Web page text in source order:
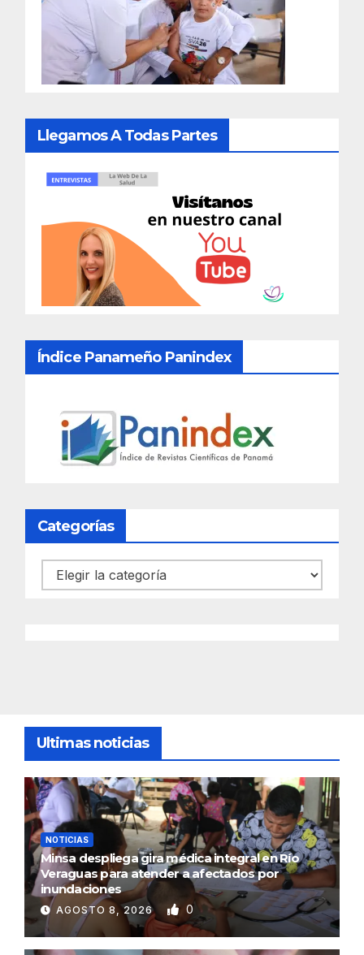
Llegamos A Todas Partes
Índice Panameño Panindex
Categorías
Categorías
Ultimas noticias
NOTICIAS
Minsa despliega gira médica integral en Río
Veraguas para atender a afectados por
inundaciones
AGOSTO 8, 2026 0